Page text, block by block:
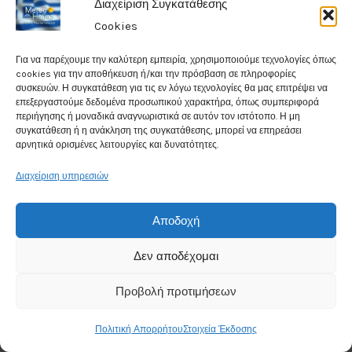
Διαχείριση Συγκατάθεσης
Cookies
Για να παρέχουμε την καλύτερη εμπειρία, χρησιμοποιούμε τεχνολογίες όπως
cookies για την αποθήκευση ή/και την πρόσβαση σε πληροφορίες
συσκευών. Η συγκατάθεση για τις εν λόγω τεχνολογίες θα μας επιτρέψει να
επεξεργαστούμε δεδομένα προσωπικού χαρακτήρα, όπως συμπεριφορά
περιήγησης ή μοναδικά αναγνωριστικά σε αυτόν τον ιστότοπο. Η μη
συγκατάθεση ή η ανάκληση της συγκατάθεσης, μπορεί να επηρεάσει
αρνητικά ορισμένες λειτουργίες και δυνατότητες.
Διαχείριση υπηρεσιών
Αποδοχή
Δεν αποδέχομαι
Προβολή προτιμήσεων
Πολιτική ΑπορρήτουΣτοιχεία Έκδοσης
Wind Speed: 5Kmph
Data fromWeather25
Like Us On Facebook
ο
κ
ο
υ
μ
π
υ
φ
ν
'